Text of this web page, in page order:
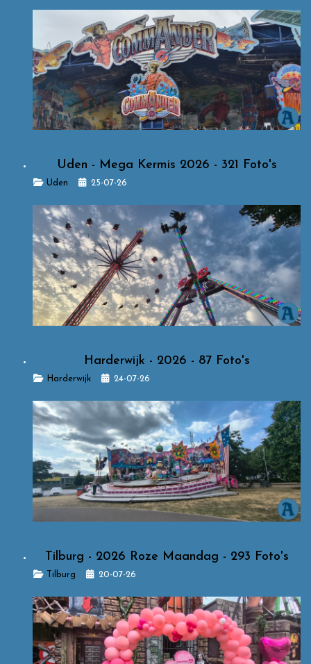
Uden - Mega Kermis 2026 - 321 Foto's
Details
Uden 25-07-26
Harderwijk - 2026 - 87 Foto's
DetailsHarderwijk 24-07-26
Tilburg - 2026 Roze Maandag - 293 Foto's
Details
Tilburg 20-07-26